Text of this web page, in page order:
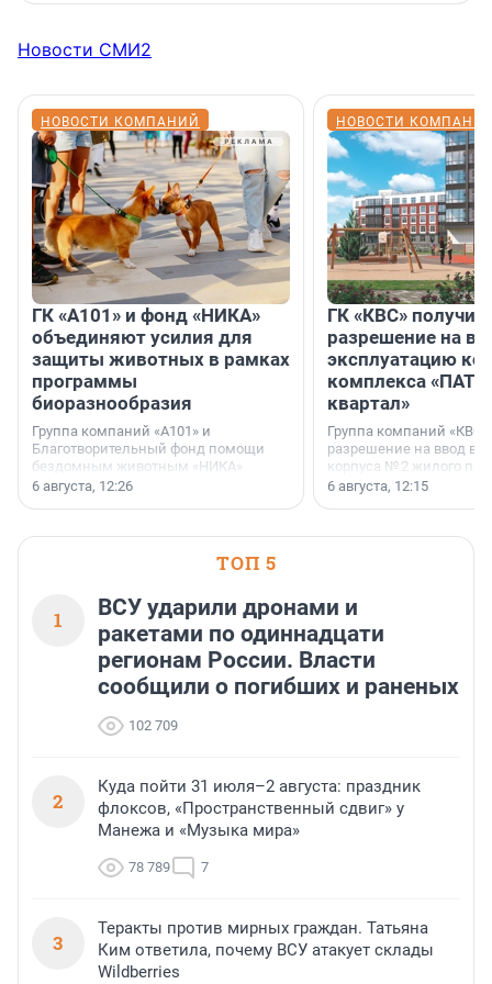
Новости СМИ2
НОВОСТИ КОМПАНИЙ
ГК «А101» и фонд «НИКА»
объединяют усилия для
защиты животных в рамках
программы
биоразнообразия
Группа компаний «А101» и
Благотворительный фонд помощи
бездомным животным «НИКА»
заключили соглашение о
6 августа, 12:26
НОВОСТИ
ГК «КВС»
разрешение на
эксплуатацию
комплекса
квартал»
Группа компаний
разрешение на ввод в
корпуса № 2 жилого
Уютный квартал»,
6 августа, 12:15
ТОП 5
1
ВСУ ударили дронами и
ракетами по одиннадцати
регионам России. Власти
сообщили о погибших и раненых
102 709
2
Куда пойти 31 июля–2 августа: праздник
флоксов, «Пространственный сдвиг» у
Манежа и «Музыка мира»
78 789 7
3
Теракты против мирных граждан. Татьяна
Ким ответила, почему ВСУ атакует склады
Wildberries